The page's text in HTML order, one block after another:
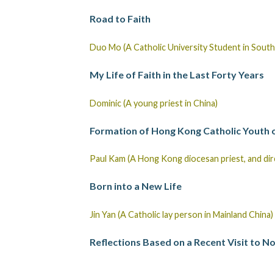
Road to Faith
Duo Mo (A Catholic University Student in
My Life of Faith in the Last Forty Years
Dominic (A young priest in China)
Formation of Hong Kong Catholic Youth
Paul Kam (A Hong Kong diocesan priest, and
Born into a New Life
Jin Yan (A Catholic lay person in Mainland China)
Reflections Based on a Recent Visit to